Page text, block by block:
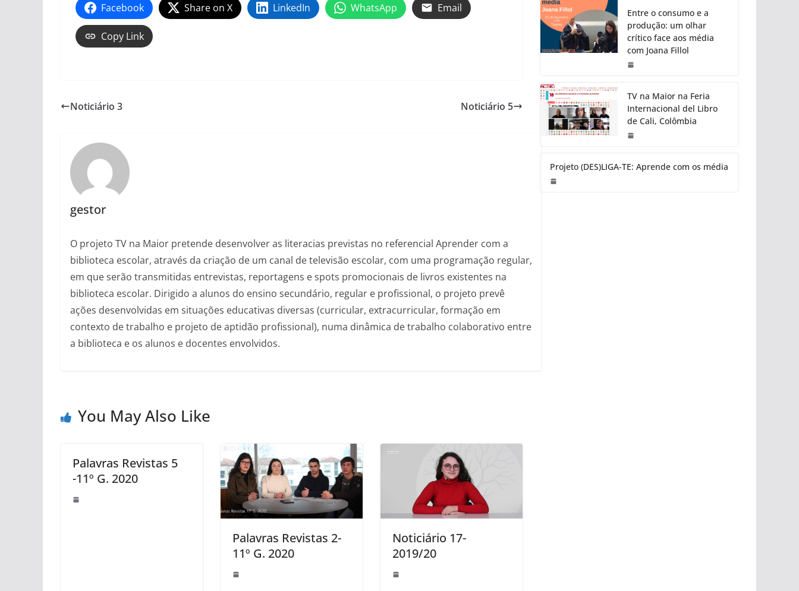
Facebook Share on X LinkedIn WhatsApp Email
Copy Link
Noticiário 3 Noticiário 5
gestor
O projeto TV na Maior pretende desenvolver as literacias previstas no referencial Aprender com a
biblioteca escolar, através da criação de um canal de televisão escolar, com uma programação regular,
em que serão transmitidas entrevistas, reportagens e spots promocionais de livros existentes na
biblioteca escolar. Dirigido a alunos do ensino secundário, regular e profissional, o projeto prevê
ações desenvolvidas em situações educativas diversas (curricular, extracurricular, formação em
contexto de trabalho e projeto de aptidão profissional), numa dinâmica de trabalho colaborativo entre
a biblioteca e os alunos e docentes envolvidos.
You May Also Like
Palavras Revistas 5
-11º G. 2020
Palavras Revistas 2-
11º G. 2020
Noticiário 17-
2019/20
Entre o consumo e a
produção: um olhar
crítico face aos média
com Joana Fillol
TV na Maior na Feria
Internacional del Libro
de Cali, Colômbia
Projeto (DES)LIGA-TE: Aprende com os média